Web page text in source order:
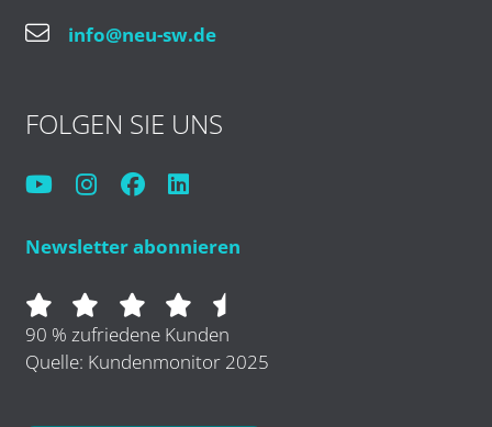
info@neu-sw.de
FOLGEN SIE UNS
Newsletter abonnieren
90 % zufriedene Kunden
Quelle: Kundenmonitor 2025